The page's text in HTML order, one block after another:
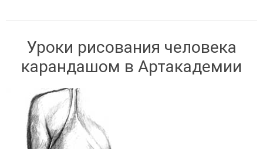
Уроки рисования человека
карандашом в Артакадемии